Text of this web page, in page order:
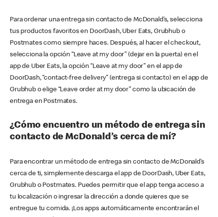
Para ordenar una entrega sin contacto de McDonald’s, selecciona
tus productos favoritos en DoorDash, Uber Eats, Grubhub o
Postmates como siempre haces. Después, al hacer el checkout,
selecciona la opción “Leave at my door” (dejar en la puerta) en el
app de Uber Eats, la opción “Leave at my door” en el app de
DoorDash, “contact-free delivery” (entrega si contacto) en el app de
Grubhub o elige “Leave order at my door” como la ubicación de
entrega en Postmates.
¿Cómo encuentro un método de entrega sin
contacto de McDonald’s cerca de mí?
Para encontrar un método de entrega sin contacto de McDonald’s
cerca de ti, simplemente descarga el app de DoorDash, Uber Eats,
Grubhub o Postmates. Puedes permitir que el app tenga acceso a
tu localización o ingresar la dirección a donde quieres que se
entregue tu comida. ¡Los apps automáticamente encontrarán el